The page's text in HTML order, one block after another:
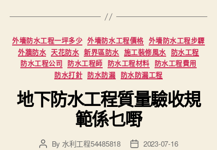
Categories
外墻防水工程一坪多少 外墻防水工程價格 外墻防水工程步驟
外牆防水 天花防水 新界區防水 施工裝修風水 防水工程
防水工程公司 防水工程師 防水工程材料 防水工程費用
防水打針 防水防漏 防水防漏工程
地下防水工程質量驗收規
範係乜嘢
PostBy 水利工程54485818
Post2023-07-16